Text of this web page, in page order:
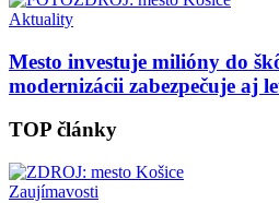
Aktuality
Mesto investuje milióny do
modernizácii zabezpečuje aj
TOP články
Zaujímavosti